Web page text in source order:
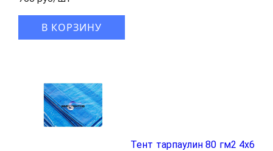
В КОРЗИНУ
Тент тарпаулин 80 гм2 4х6